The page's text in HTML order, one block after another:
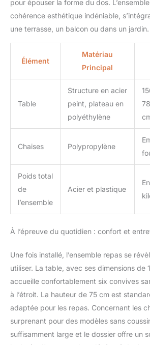
pour épouser la forme du dos.
cohérence esthétique indéniable,
une terrasse, un balcon ou dans un jardin.
Élément
Matériau
Principal
Table
Structure en acier
peint, plateau en
polyéthylène
Chaises Polypropylène
Poids total
de
l’ensemble
Acier et plastique
À l’épreuve du quotidien : confort et
Une fois installé, l’ensemble repas se
utiliser. La table, avec ses dimensions de
accueille confortablement six convives
à l’étroit. La hauteur de 75 cm est
adaptée pour les repas. Concernant les
surprenant pour des modèles sans
suffisamment large et le dossier offre un